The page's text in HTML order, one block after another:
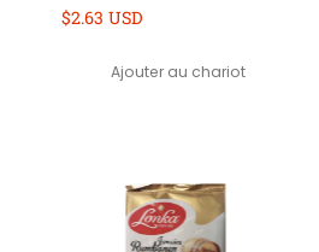
$2.63 USD
Ajouter au chariot